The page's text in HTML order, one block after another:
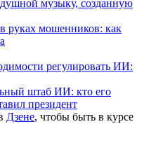
музыку, созданную
руках мошенников: как
регулировать ИИ:
штаб ИИ: кто его
президент
Дзене, чтобы быть в курсе